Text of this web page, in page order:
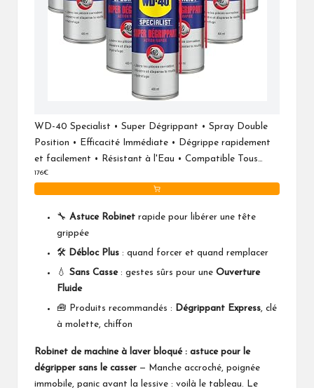
WD-40 Specialist • Super Dégrippant • Spray Double
Position • Efficacité Immédiate • Dégrippe rapidement
et facilement • Résistant à l'Eau • Compatible Tous
Métaux • 400 ML • Carton de 12
176€
🔧 Astuce Robinet rapide pour libérer une tête
grippée
🛠️ Débloc Plus : quand forcer et quand remplacer
💧 Sans Casse: gestes sûrs pour une Ouverture
Fluide
🧰 Produits recommandés : Dégrippant Express, clé
à molette, chiffon
Robinet de machine à laver bloqué : astuce pour le
dégripper sans le casser — Manche accroché, poignée
immobile, panic avant la lessive : voilà le tableau. Le